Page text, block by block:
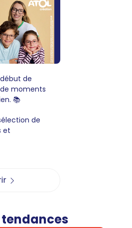
de
moments
📚
de
et